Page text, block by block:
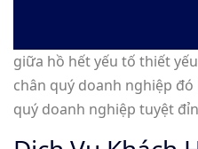
giữa hồ hết yếu tố thiết
chân quý doanh nghiệp
quý doanh nghiệp tuyệt